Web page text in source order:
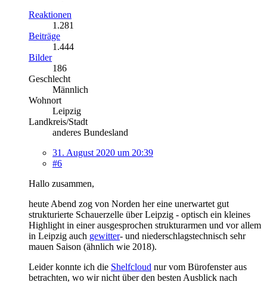
Reaktionen
1.281
Beiträge
1.444
Bilder
186
Geschlecht
Männlich
Wohnort
Leipzig
Landkreis/Stadt
anderes Bundesland
31. August 2020 um 20:39
#6
Hallo zusammen,
heute Abend zog von Norden her eine unerwartet gut
strukturierte Schauerzelle über Leipzig - optisch ein kleines
Highlight in einer ausgesprochen strukturarmen und vor allem
in Leipzig auch gewitter- und niederschlagstechnisch sehr
mauen Saison (ähnlich wie 2018).
Leider konnte ich die Shelfcloud nur vom Bürofenster aus
betrachten, wo wir nicht über den besten Ausblick nach